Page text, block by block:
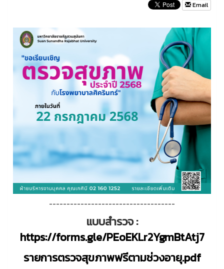
Email
------------------------------------
แบบสำรวจ :
https://forms.gle/PEoEKLr2YgmBtAtj7
รายการตรวจสุขภาพฟรีตามช่วงอายุ.pdf